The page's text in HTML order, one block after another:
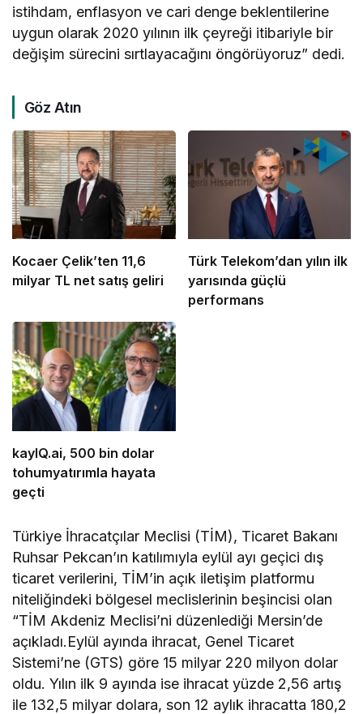
istihdam, enflasyon ve cari denge beklentilerine
uygun olarak 2020 yılının ilk çeyreği itibariyle bir
değişim sürecini sırtlayacağını öngörüyoruz” dedi.
Göz Atın
Kocaer Çelik’ten 11,6
milyar TL net satış geliri
Türk Telekom’dan yılın ilk
yarısında güçlü
performans
kayIQ.ai, 500 bin dolar
tohumyatırımla hayata
geçti
Türkiye İhracatçılar Meclisi (TİM), Ticaret Bakanı
Ruhsar Pekcan’ın katılımıyla eylül ayı geçici dış
ticaret verilerini, TİM’in açık iletişim platformu
niteliğindeki bölgesel meclislerinin beşincisi olan
“TİM Akdeniz Meclisi’ni düzenlediği Mersin’de
açıkladı.Eylül ayında ihracat, Genel Ticaret
Sistemi’ne (GTS) göre 15 milyar 220 milyon dolar
oldu. Yılın ilk 9 ayında ise ihracat yüzde 2,56 artış
ile 132,5 milyar dolara, son 12 aylık ihracatta 180,2